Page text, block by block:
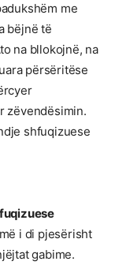
me
bëjnë të
na bllokojnë, na
përsëritëse
zëvendësimin.
shfuqizuese
i di pjesërisht
gabime.